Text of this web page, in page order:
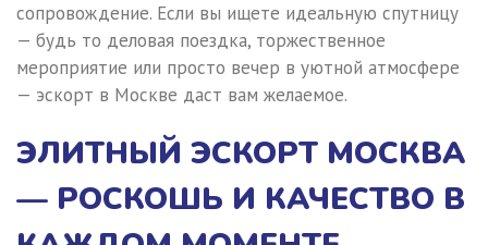
сопровождение. Если вы ищете идеальную спутницу
— будь то деловая поездка, торжественное
мероприятие или просто вечер в уютной атмосфере
— эскорт в Москве даст вам желаемое.
ЭЛИТНЫЙ ЭСКОРТ МОСКВА
— РОСКОШЬ И КАЧЕСТВО В